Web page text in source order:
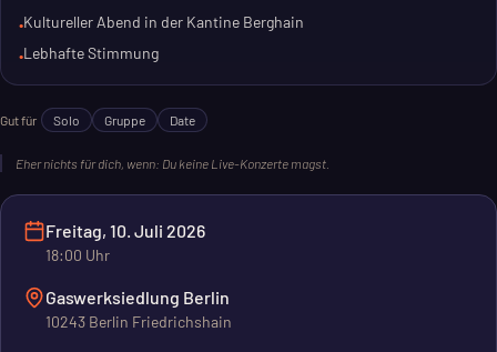
alleine kommen, mit Freunden oder zum Date. Es ist ein
•Kultureller Abend in der Kantine Berghain
•Lebhafte Stimmung
Gut für Solo Gruppe Date
Eher nichts für dich, wenn: Du keine Live-Konzerte magst.
Freitag, 10. Juli 2026
18:00 Uhr
Gaswerksiedlung Berlin
10243 Berlin Friedrichshain